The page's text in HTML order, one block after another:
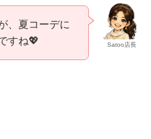
Satoo店長
、夏コーデに
すね💖